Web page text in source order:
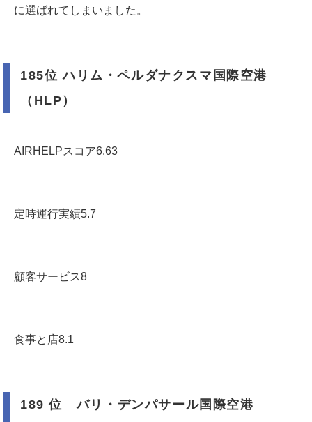
に選ばれてしまいました。
185位 ハリム・ペルダナクスマ国際空港
（HLP）
AIRHELPスコア6.63
定時運行実績5.7
顧客サービス8
食事と店8.1
189 位 バリ・デンパサール国際空港